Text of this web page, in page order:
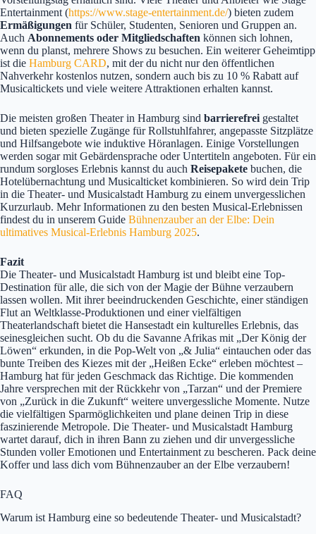
Entertainment (https://www.stage-entertainment.de/) bieten zudem
Ermäßigungen für Schüler, Studenten, Senioren und Gruppen an.
Auch Abonnements oder Mitgliedschaften können sich lohnen,
wenn du planst, mehrere Shows zu besuchen. Ein weiterer Geheimtipp
ist die Hamburg CARD, mit der du nicht nur den öffentlichen
Nahverkehr kostenlos nutzen, sondern auch bis zu 10 % Rabatt auf
Musicaltickets und viele weitere Attraktionen erhalten kannst.
Die meisten großen Theater in Hamburg sind barrierefreigestaltet
und bieten spezielle Zugänge für Rollstuhlfahrer, angepasste Sitzplätze
und Hilfsangebote wie induktive Höranlagen. Einige Vorstellungen
werden sogar mit Gebärdensprache oder Untertiteln angeboten. Für ein
rundum sorgloses Erlebnis kannst du auch Reisepakete buchen, die
Hotelübernachtung und Musicalticket kombinieren. So wird dein Trip
in die Theater- und Musicalstadt Hamburg zu einem unvergesslichen
Kurzurlaub. Mehr Informationen zu den besten Musical-Erlebnissen
findest du in unserem Guide Bühnenzauber an der Elbe: Dein
ultimatives Musical-Erlebnis Hamburg 2025.
Fazit
Die Theater- und Musicalstadt Hamburg ist und bleibt eine Top-
Destination für alle, die sich von der Magie der Bühne verzaubern
lassen wollen. Mit ihrer beeindruckenden Geschichte, einer ständigen
Flut an Weltklasse-Produktionen und einer vielfältigen
Theaterlandschaft bietet die Hansestadt ein kulturelles Erlebnis, das
seinesgleichen sucht. Ob du die Savanne Afrikas mit „Der König der
Löwen“ erkunden, in die Pop-Welt von „& Julia“ eintauchen oder das
bunte Treiben des Kiezes mit der „Heißen Ecke“ erleben möchtest –
Hamburg hat für jeden Geschmack das Richtige. Die kommenden
Jahre versprechen mit der Rückkehr von „Tarzan“ und der Premiere
von „Zurück in die Zukunft“ weitere unvergessliche Momente. Nutze
die vielfältigen Sparmöglichkeiten und plane deinen Trip in diese
faszinierende Metropole. Die Theater- und Musicalstadt Hamburg
wartet darauf, dich in ihren Bann zu ziehen und dir unvergessliche
Stunden voller Emotionen und Entertainment zu bescheren. Pack deine
Koffer und lass dich vom Bühnenzauber an der Elbe verzaubern!
FAQ
Warum ist Hamburg eine so bedeutende Theater- und Musicalstadt?